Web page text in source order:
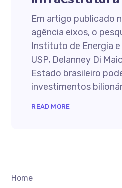
Em artigo publicado
agência eixos, o
Instituto de Energia
USP, Delanney Di
Estado brasileiro
investimentos
READ MORE
Home